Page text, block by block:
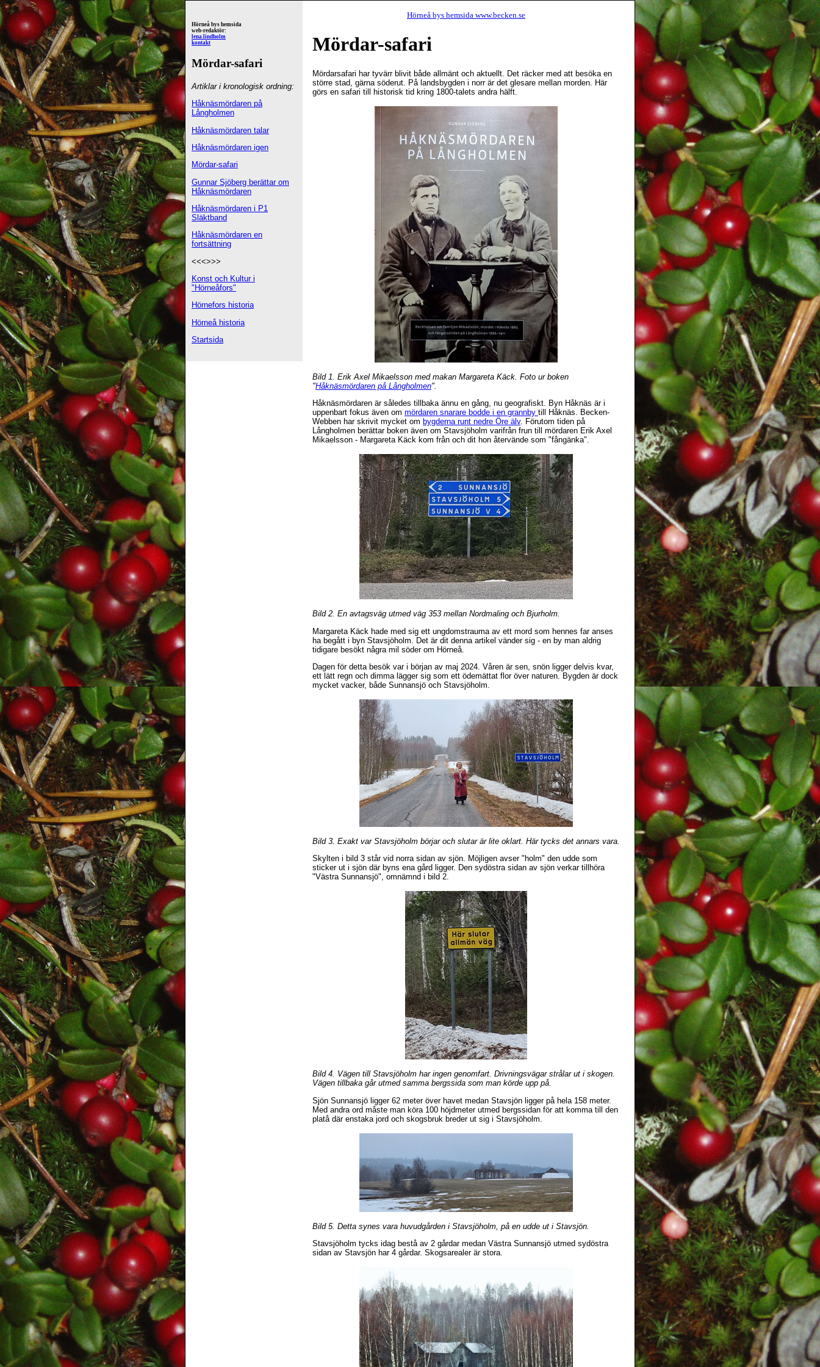
Hörneå bys hemsida
web-redaktör:
lena.lindholm
kontakt
Mördar-safari
Artiklar i kronologisk ordning:
Håknäsmördaren på
Långholmen
Håknäsmördaren talar
Håknäsmördaren igen
Mördar-safari
Gunnar Sjöberg berättar om
Håknäsmördaren
Håknäsmördaren i P1
Släktband
Håknäsmördaren en
fortsättning
<<<>>>
Konst och Kultur i
"Hörneåfors"
Hörnefors historia
Hörneå historia
Startsida
Hörneå bys hemsida www.becken.se
Mördar-safari
Mördarsafari har tyvärr blivit både allmänt och aktuellt. Det räcker med att besöka en
större stad, gärna söderut. På landsbygden i norr är det glesare mellan morden. Här
görs en safari till historisk tid kring 1800-talets andra hälft.
Bild 1. Erik Axel Mikaelsson med makan Margareta Käck. Foto ur boken
"Håknäsmördaren på Långholmen".
Håknäsmördaren är således tillbaka ännu en gång, nu geografiskt. Byn Håknäs är i
uppenbart fokus även om mördaren snarare bodde i en grannby till Håknäs. Becken-
Webben har skrivit mycket om bygderna runt nedre Öre älv. Förutom tiden på
Långholmen berättar boken även om Stavsjöholm varifrån frun till mördaren Erik Axel
Mikaelsson - Margareta Käck kom från och dit hon återvände som "fångänka".
Bild 2. En avtagsväg utmed väg 353 mellan Nordmaling och Bjurholm.
Margareta Käck hade med sig ett ungdomstrauma av ett mord som hennes far anses
ha begått i byn Stavsjöholm. Det är dit denna artikel vänder sig - en by man aldrig
tidigare besökt några mil söder om Hörneå.
Dagen för detta besök var i början av maj 2024. Våren är sen, snön ligger delvis kvar,
ett lätt regn och dimma lägger sig som ett ödemättat flor över naturen. Bygden är dock
mycket vacker, både Sunnansjö och Stavsjöholm.
Bild 3. Exakt var Stavsjöholm börjar och slutar är lite oklart. Här tycks det annars vara.
Skylten i bild 3 står vid norra sidan av sjön. Möjligen avser "holm" den udde som
sticker ut i sjön där byns ena gård ligger. Den sydöstra sidan av sjön verkar tillhöra
"Västra Sunnansjö", omnämnd i bild 2.
Bild 4. Vägen till Stavsjöholm har ingen genomfart. Drivningsvägar strålar ut i skogen.
Vägen tillbaka går utmed samma bergssida som man körde upp på.
Sjön Sunnansjö ligger 62 meter över havet medan Stavsjön ligger på hela 158 meter.
Med andra ord måste man köra 100 höjdmeter utmed bergssidan för att komma till den
platå där enstaka jord och skogsbruk breder ut sig i Stavsjöholm.
Bild 5. Detta synes vara huvudgården i Stavsjöholm, på en udde ut i Stavsjön.
Stavsjöholm tycks idag bestå av 2 gårdar medan Västra Sunnansjö utmed sydöstra
sidan av Stavsjön har 4 gårdar. Skogsarealer är stora.